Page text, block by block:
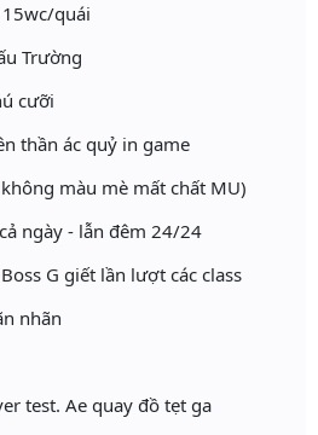
quái
Trường
cưỡi
thần ác quỷ in game
màu mè mất chất MU)
ngày - lẫn đêm 24/24
G giết lần lượt các class
nhãn
test. Ae quay đồ tẹt ga